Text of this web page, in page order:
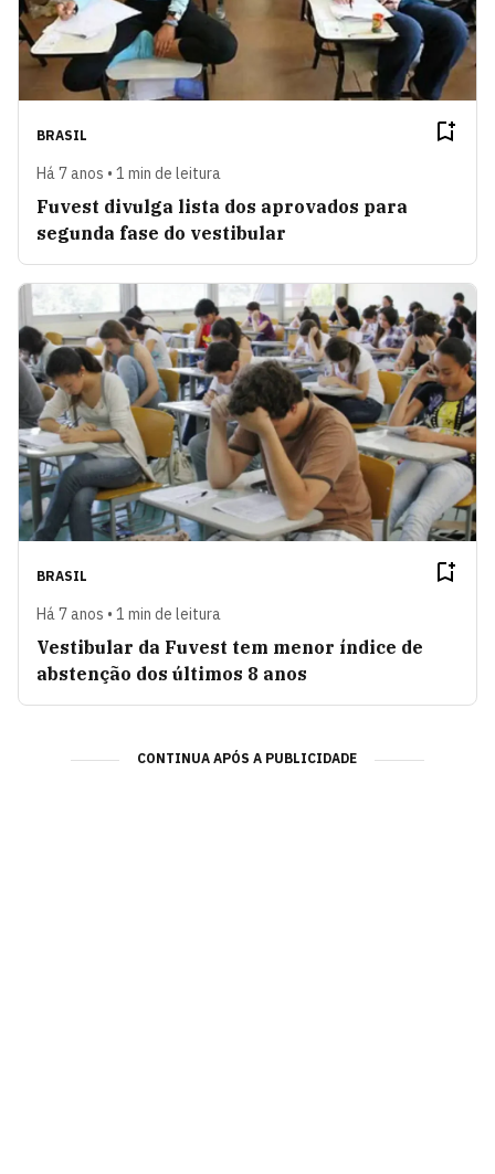
BRASIL
Há 7 anos • 1 min de leitura
Fuvest divulga lista dos aprovados para
segunda fase do vestibular
BRASIL
Há 7 anos • 1 min de leitura
Vestibular da Fuvest tem menor índice de
abstenção dos últimos 8 anos
CONTINUA APÓS A PUBLICIDADE